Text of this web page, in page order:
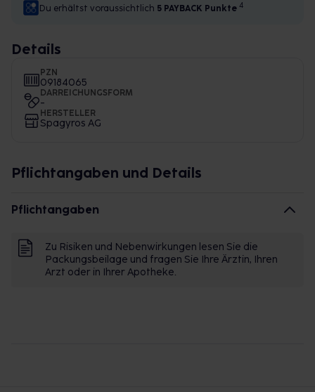
Du erhältst voraussichtlich 5 PAYBACK Punkte 4
Details
PZN
09184065
DARREICHUNGSFORM
-
HERSTELLER
Spagyros AG
Pflichtangaben und Details
Pflichtangaben
Zu Risiken und Nebenwirkungen lesen Sie die
Packungsbeilage und fragen Sie Ihre Ärztin, Ihren
Arzt oder in Ihrer Apotheke.